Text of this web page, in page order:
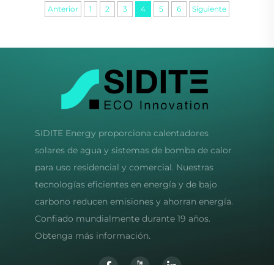
Anterior 1 2 3 4 5 6 Siguiente
SIDITE Energy proporciona calentadores
solares de agua y sistemas de bomba de calor
para uso residencial y comercial. Nuestras
tecnologías eficientes en energía y de bajo
carbono reducen emisiones y ahorran energía.
Confiado mundialmente durante 19 años.
Obtenga más información.